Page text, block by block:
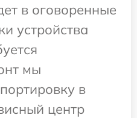
в оговоренные
устройства
мы
в
центр